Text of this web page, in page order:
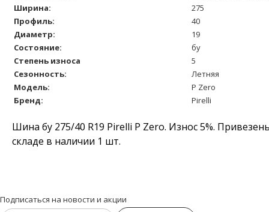
Ширина:
275
Профиль:
40
Диаметр:
19
Состояние:
бу
Степень износа
5
Сезонность:
Летняя
Модель:
P Zero
Бренд:
Pirelli
Шина бу 275/40 R19 Pirelli P Zero. Износ 5%.
складе в наличии 1 шт.
Подписаться на новости и акции